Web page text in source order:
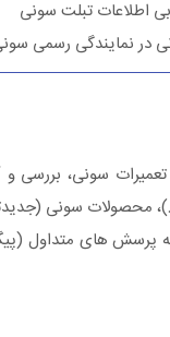
اطلاعات تبلت سونی
در نمایندگی رسمی
سونی، بررسی و
محصولات سونی
پرسش های متداول